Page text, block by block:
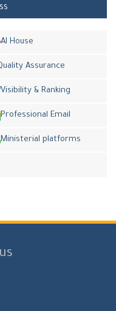
AI House
Assurance
Visibility & Ranking
Professional Email
Ministerial platforms